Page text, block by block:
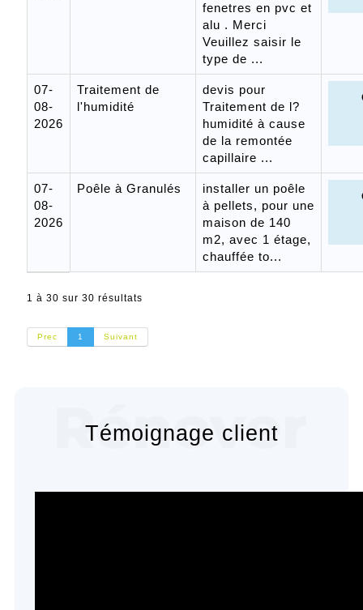
fenetres en pvc et
alu . Merci
Veuillez saisir le
type de ...
07-
08-
2026
Traitement de
l'humidité
devis pour
Traitement de l?
humidité à cause
de la remontée
capillaire ...
07-
08-
2026
Poêle à Granulés
installer un poêle
à pellets, pour une
maison de 140
m2, avec 1 étage,
chauffée to...
1 à 30 sur 30 résultats
Prec 1 Suivant
Témoignage client